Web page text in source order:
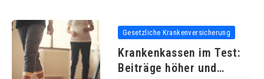
Gesetzliche Krankenversicherung
Krankenkassen im Test:
Beiträge höher und